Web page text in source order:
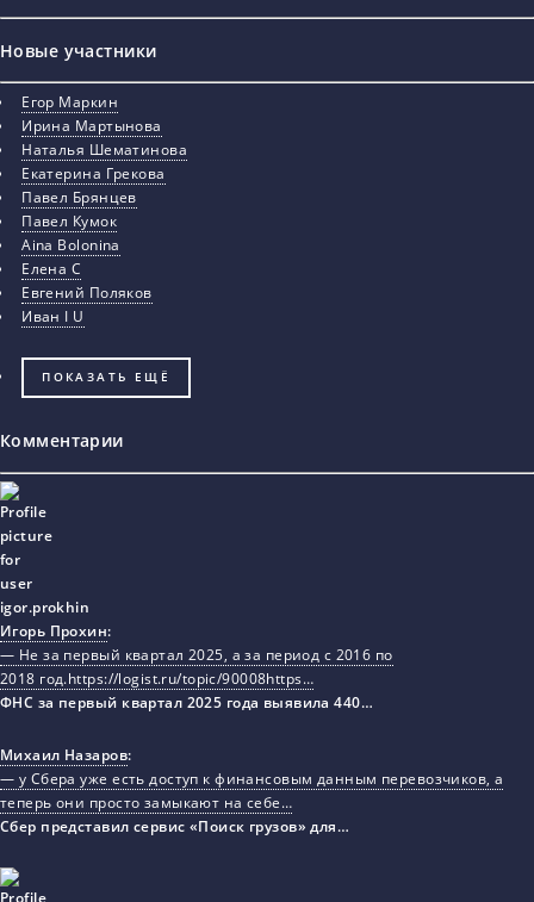
Новые участники
Егор Маркин
Ирина Мартынова
Наталья Шематинова
Екатерина Грекова
Павел Брянцев
Павел Кумок
Aina Bolonina
Елена С
Евгений Поляков
Иван I U
ПОКАЗАТЬ ЕЩЁ
Комментарии
Игорь Прохин:
— Не за первый квартал 2025, а за период с 2016 по
2018 год.https://logist.ru/topic/90008https…
ФНС за первый квартал 2025 года выявила 440…
Михаил Назаров:
— у Сбера уже есть доступ к финансовым данным перевозчиков, а
теперь они просто замыкают на себе…
Сбер представил сервис «Поиск грузов» для…